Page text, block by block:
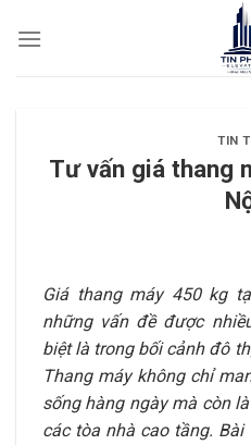
TIN
Tư vấn giá thang
Giá thang máy 450 kg
những vấn đề được
biệt là trong bối cảnh đô
Thang máy không chỉ
sống hàng ngày mà còn
các tòa nhà cao tầng.